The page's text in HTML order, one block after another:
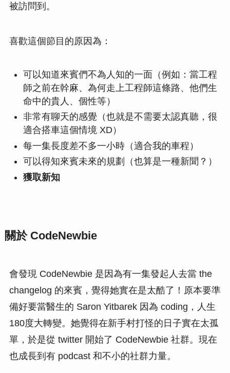
被訪問到。
喜歡這個節目的原因為：
可以知道來賓們不為人知的一面（例如：當工程
師之前在幹麻、為何走上工程師這條路、他們生
命中的貴人、個性等）
非常有聊天的感覺（也就是不需要太認真聽，很
適合搭車這個情境 XD）
每一集長度差不多一小時（適合我的車程）
可以得知來賓未來的規劃（也算是一種新聞？）
獲取新知
關於 CodeNewbie
會發現 CodeNewbie 是因為有一集發起人去當 the
changelog 的來賓，覺得她實在是太酷了！原本要準
備好要當醫生的 Saron Yitbarek 因為 coding，人生
180度大轉變。她覺得在新手村打怪的日子實在太孤
單，於是從 twitter 開始了 CodeNewbie 社群。現在
也成長到有 podcast 和不小的社群力量。